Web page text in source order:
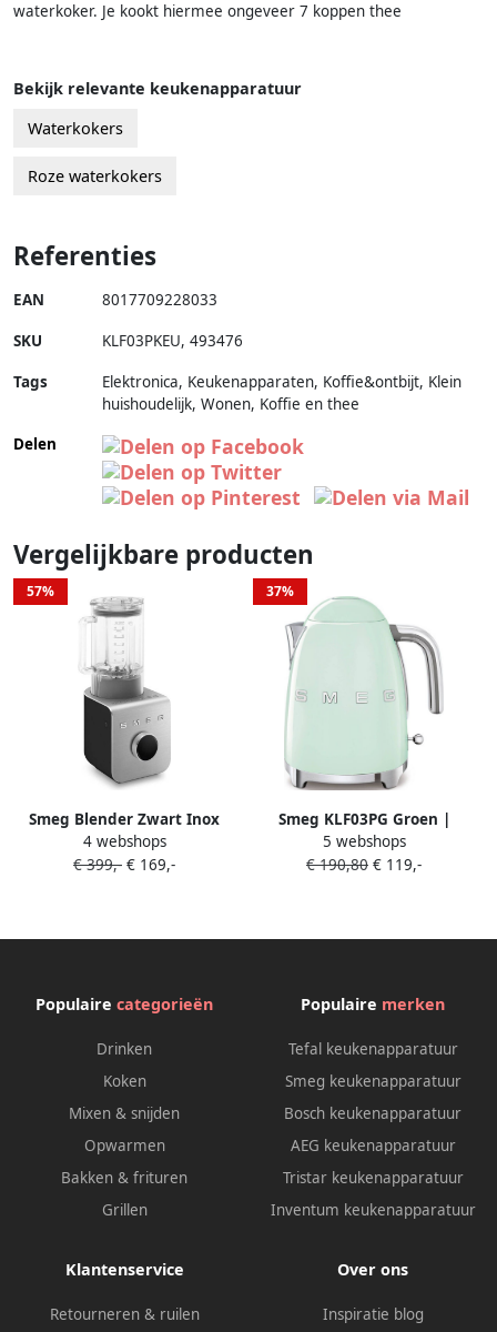
waterkoker. Je kookt hiermee ongeveer 7 koppen thee
Bekijk relevante keukenapparatuur
Waterkokers
Roze waterkokers
Referenties
EAN 8017709228033
SKU KLF03PKEU, 493476
Tags
Elektronica, Keukenapparaten, Koffie&ontbijt, Klein
huishoudelijk, Wonen, Koffie en thee
Delen
Vergelijkbare producten
57%
Smeg Blender Zwart Inox
BLC01BLMEU | Blenders |
8017709331191
4 webshops
€ 399,- € 169,-
37%
Smeg KLF03PG Groen |
Waterkokers |
Keuken&Koken
5 webshops
€ 190,80 € 119,-
Populaire categorieën
Drinken
Koken
Mixen & snijden
Opwarmen
Bakken & frituren
Grillen
Populaire merken
Tefal keukenapparatuur
Smeg keukenapparatuur
Bosch keukenapparatuur
AEG keukenapparatuur
Tristar keukenapparatuur
Inventum keukenapparatuur
Klantenservice
Retourneren & ruilen
Over ons
Inspiratie blog